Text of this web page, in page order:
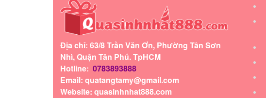
Địa chỉ: 63/8 Trần Văn Ơn, Phường Tân Sơn
Nhì, Quận Tân Phú. TpHCM
Hotline: 0783893888
Email: quatangtamy@gmail.com
Website: quasinhnhat888.com